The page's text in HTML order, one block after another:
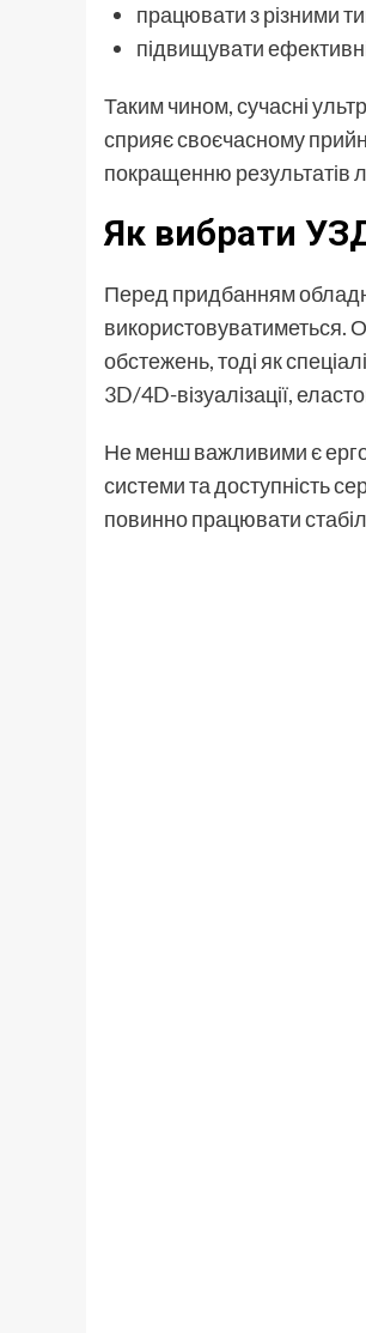
працювати з різними
підвищувати
Таким чином, сучасні
сприяє своєчасному
покращенню результатів
Як вибрати
Перед придбанням
використовуватиметься.
обстежень, тоді як
3D/4D-візуалізації,
Не менш важливими є
системи та доступність
повинно працювати